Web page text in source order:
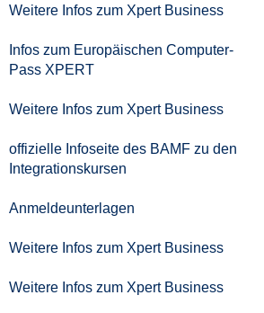
Weitere Infos zum Xpert Business
Infos zum Europäischen Computer-
Pass XPERT
Weitere Infos zum Xpert Business
offizielle Infoseite des BAMF zu den
Integrationskursen
Anmeldeunterlagen
Weitere Infos zum Xpert Business
Weitere Infos zum Xpert Business